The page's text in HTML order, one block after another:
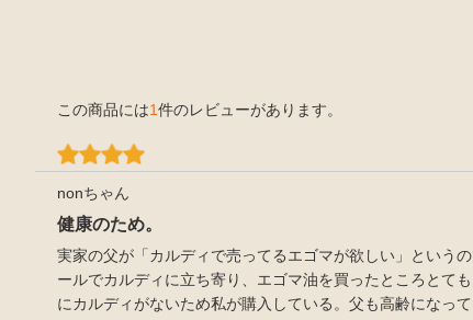
この商品には1件のレビューがあります。
nonちゃん
健康のため。
実家の父が「カルディで売ってるエゴマが欲しい」という
ールでカルディに立ち寄り、エゴマ油を買ったところとて
にカルディがないため私が購入している。父も高齢になっ